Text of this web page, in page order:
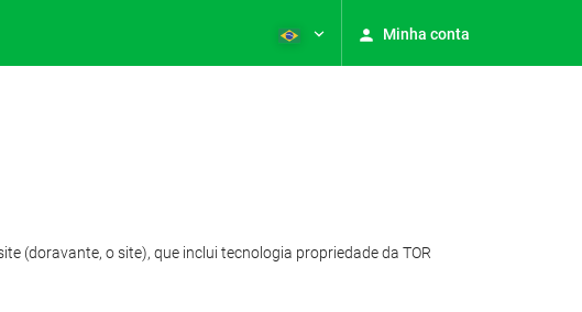
Minha conta
(doravante, o site), que inclui tecnologia propriedade da TOR